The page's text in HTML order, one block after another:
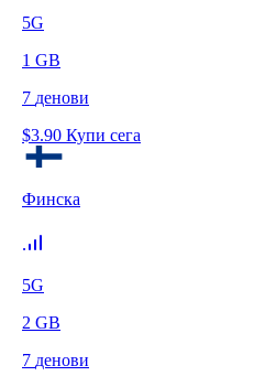
5G
1 GB
7 денови
$3.90 Купи сега
Финска
5G
2 GB
7 денови